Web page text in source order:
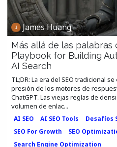
James Huang
Más allá de las palabras
Playbook for Building
AI Search
TL;DR: La era del SEO tradicional
presión de los motores de
ChatGPT. Las viejas reglas de
volumen de enlac...
AI SEO AI SEO Tools Desafíos
SEO For Growth
SEO
Search Engine Optimization